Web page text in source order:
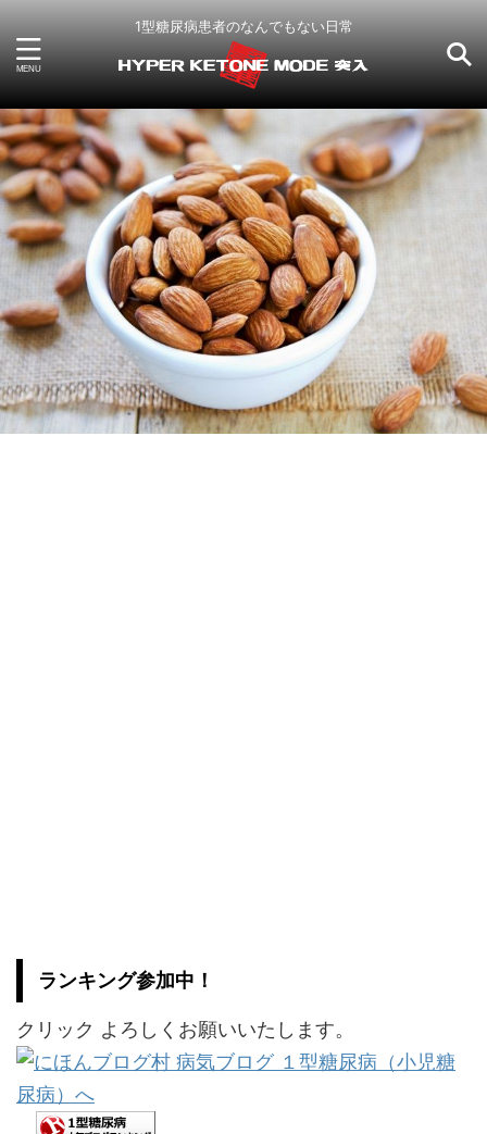
1型糖尿病患者のなんでもない日常
ランキング参加中！
クリック よろしくお願いいたします。